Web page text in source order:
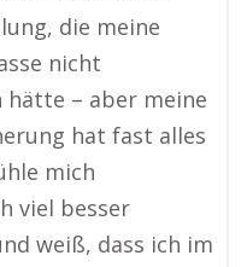
die meine
nicht
– aber meine
hat fast alles
mich
viel besser
weiß, dass ich im